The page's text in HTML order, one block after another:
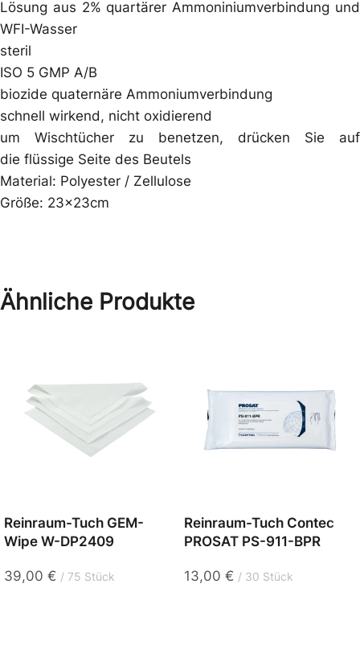
Lösung aus 2% quartärer Ammoniniumverbindung und
WFI-Wasser
steril
ISO 5 GMP A/B
biozide quaternäre Ammoniumverbindung
schnell wirkend, nicht oxidierend
um Wischtücher zu benetzen, drücken Sie auf
die flüssige Seite des Beutels
Material: Polyester / Zellulose
Größe: 23x23cm
Ähnliche Produkte
Reinraum-Tuch GEM-
Wipe W-DP2409
39,00 € 75 Stück
Reinraum-Tuch Contec
PROSAT PS-911-BPR
13,00 € 30 Stück